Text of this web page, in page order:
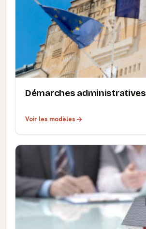
Démarches administratives
Voir les modèles